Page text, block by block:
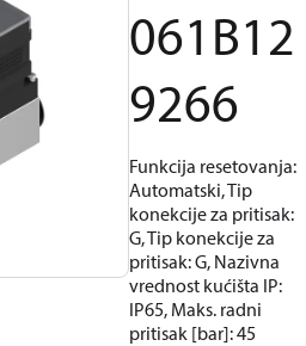
061B12
9266
Funkcija resetovanja:
Automatski, Tip
konekcije za pritisak:
G, Tip konekcije za
pritisak: G, Nazivna
vrednost kućišta IP:
IP65, Maks. radni
pritisak [bar]: 45